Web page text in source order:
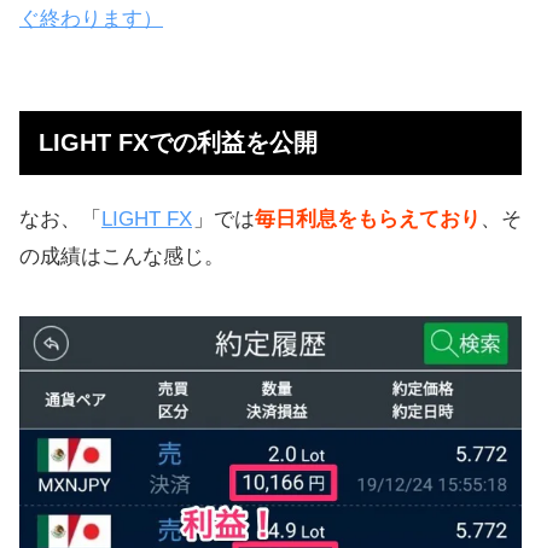
ぐ終わります）
LIGHT FXでの利益を公開
なお、「 LIGHT FX 」では毎日利息をもらえており 、そ
の成績はこんな感じ。